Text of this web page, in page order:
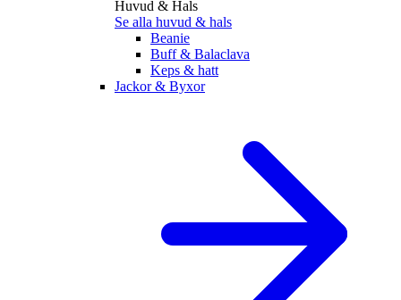
Huvud & Hals
Se alla huvud & hals
Beanie
Buff & Balaclava
Keps & hatt
Jackor & Byxor